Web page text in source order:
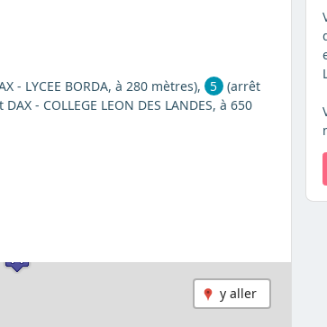
- LYCEE BORDA, à 280 mètres), 5 (arrêt
- COLLEGE LEON DES LANDES, à 650
y aller